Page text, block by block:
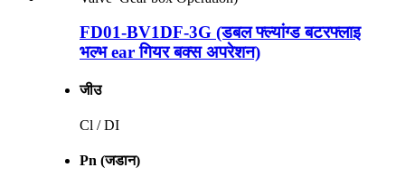
FD01-BV1DF-3G (डबल फ्ल्यांग्ड बटरफ्लाइ
भल्भ ear गियर बक्स अपरेशन)
जीउ
Cl / DI
Pn (जडान)